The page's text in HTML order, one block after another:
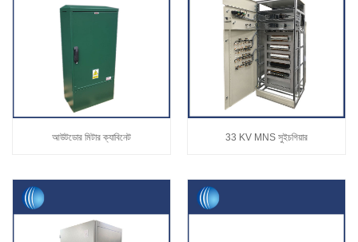
আউটডোর মিটার ক্যাবিনেট 33 KV MNS সুইচগিয়ার